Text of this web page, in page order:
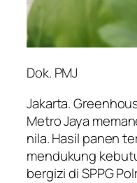
Dok. PMJ
Jakarta.
Metro Jaya
nila. Hasil panen
mendukung
bergizi di SPPG